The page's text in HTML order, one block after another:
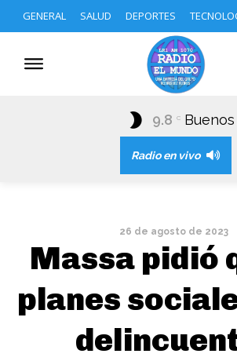
GENERAL SALUD DEPORTES
9.8 C
Radio en vivo
26 de agosto de 2023
Massa pidió
planes